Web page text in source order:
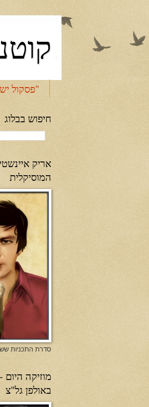
"פסקול
חיפוש בבלוג
אריק
המוסיקלית
סדרת התכניות
מוזיקה היום
באולפן גל"צ